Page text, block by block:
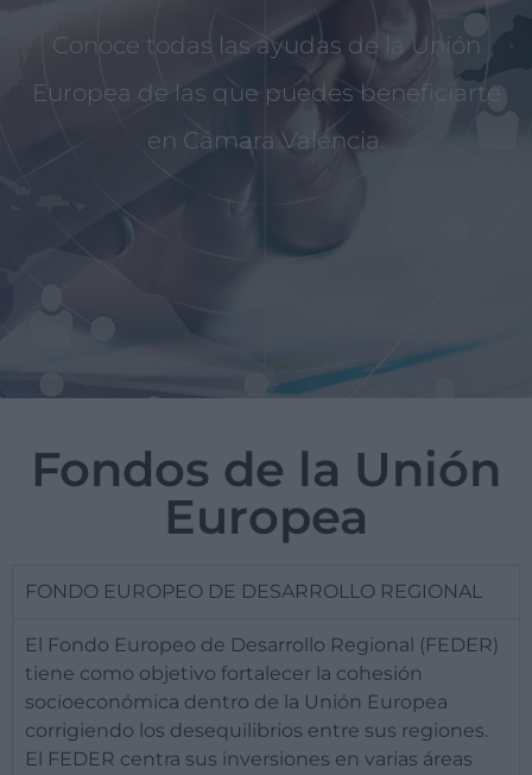
Conoce todas las ayudas de la Unión
Europea de las que puedes beneficiarte
en Cámara Valencia.
Fondos de la Unión
Europea
FONDO EUROPEO DE DESARROLLO REGIONAL
El Fondo Europeo de Desarrollo Regional (FEDER)
tiene como objetivo fortalecer la cohesión
socioeconómica dentro de la Unión Europea
corrigiendo los desequilibrios entre sus regiones.
El FEDER centra sus inversiones en varias áreas